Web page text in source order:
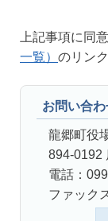
上記事項に同
一覧） のリン
お問い合
龍郷町役
894-0192
電話：
ファック